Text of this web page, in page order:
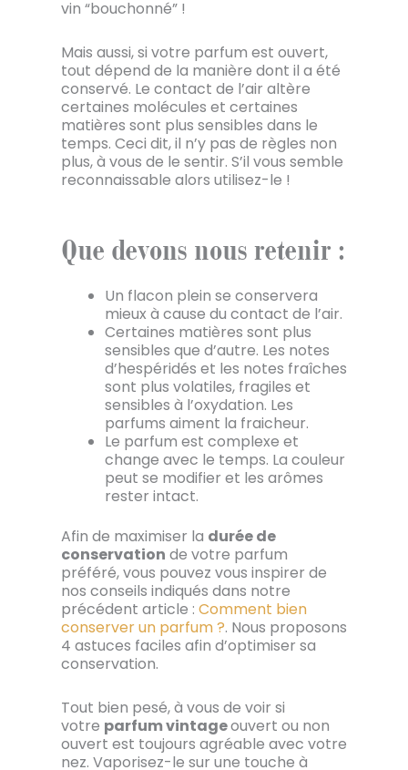
vin “bouchonné” !
Mais aussi, si votre parfum est ouvert,
tout dépend de la manière dont il a été
conservé. Le contact de l’air altère
certaines molécules et certaines
matières sont plus sensibles dans le
temps. Ceci dit, il n’y pas de règles non
plus, à vous de le sentir. S’il vous semble
reconnaissable alors utilisez-le !
Que devons nous retenir :
Un flacon plein se conservera
mieux à cause du contact de l’air.
Certaines matières sont plus
sensibles que d’autre. Les notes
d’hespéridés et les notes fraîches
sont plus volatiles, fragiles et
sensibles à l’oxydation. Les
parfums aiment la fraicheur.
Le parfum est complexe et
change avec le temps. La couleur
peut se modifier et les arômes
rester intact.
Afin de maximiser la durée de
conservation de votre parfum
préféré, vous pouvez vous inspirer de
nos conseils indiqués dans notre
précédent article : Comment bien
conserver un parfum ?. Nous proposons
4 astuces faciles afin d’optimiser sa
conservation.
Tout bien pesé, à vous de voir si
votre parfum vintageouvert ou non
ouvert est toujours agréable avec votre
nez. Vaporisez-le sur une touche à